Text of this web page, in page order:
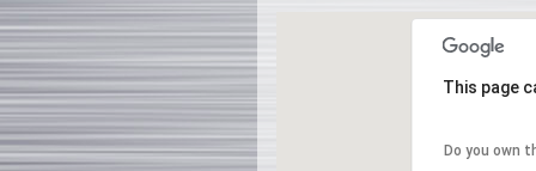
This page
Do you own